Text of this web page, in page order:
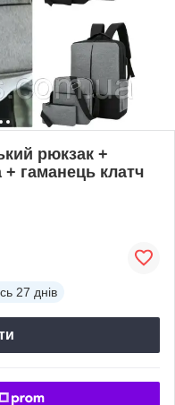
рюкзак +
гаманець клатч
27 днів